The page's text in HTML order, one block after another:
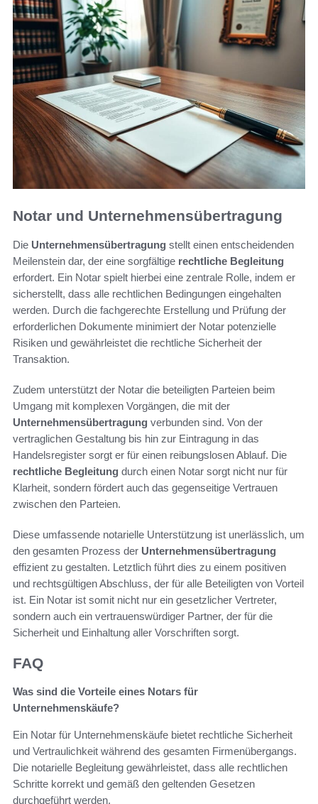
Notar und Unternehmensübertragung
Die Unternehmensübertragung stellt einen entscheidenden
Meilenstein dar, der eine sorgfältige rechtliche Begleitung
erfordert. Ein Notar spielt hierbei eine zentrale Rolle, indem er
sicherstellt, dass alle rechtlichen Bedingungen eingehalten
werden. Durch die fachgerechte Erstellung und Prüfung der
erforderlichen Dokumente minimiert der Notar potenzielle
Risiken und gewährleistet die rechtliche Sicherheit der
Transaktion.
Zudem unterstützt der Notar die beteiligten Parteien beim
Umgang mit komplexen Vorgängen, die mit der
Unternehmensübertragung verbunden sind. Von der
vertraglichen Gestaltung bis hin zur Eintragung in das
Handelsregister sorgt er für einen reibungslosen Ablauf. Die
rechtliche Begleitung durch einen Notar sorgt nicht nur für
Klarheit, sondern fördert auch das gegenseitige Vertrauen
zwischen den Parteien.
Diese umfassende notarielle Unterstützung ist unerlässlich, um
den gesamten Prozess der Unternehmensübertragung
effizient zu gestalten. Letztlich führt dies zu einem positiven
und rechtsgültigen Abschluss, der für alle Beteiligten von Vorteil
ist. Ein Notar ist somit nicht nur ein gesetzlicher Vertreter,
sondern auch ein vertrauenswürdiger Partner, der für die
Sicherheit und Einhaltung aller Vorschriften sorgt.
FAQ
Was sind die Vorteile eines Notars für
Unternehmenskäufe?
Ein Notar für Unternehmenskäufe bietet rechtliche Sicherheit
und Vertraulichkeit während des gesamten Firmenübergangs.
Die notarielle Begleitung gewährleistet, dass alle rechtlichen
Schritte korrekt und gemäß den geltenden Gesetzen
durchgeführt werden.